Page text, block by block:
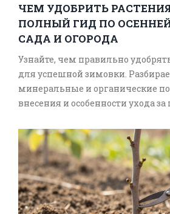
ЧЕМ УДОБРИТЬ
ПОЛНЫЙ ГИД ПО
САДА И ОГОРОДА
Узнайте, чем правильно
для успешной зимовки.
минеральные и органические
внесения и особенности ухода